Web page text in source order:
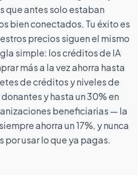
que antes solo estaban
bien conectados. Tu éxito es
precios siguen el mismo
simple: los créditos de IA
más a la vez ahorra hasta
de créditos y niveles de
y hasta un 30% en
beneficiarias — la
ahorra un 17%, y nunca
por usar lo que ya pagas.